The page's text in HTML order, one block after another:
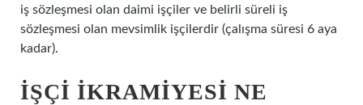
iş sözleşmesi olan daimi işçiler ve belirli süreli iş
sözleşmesi olan mevsimlik işçilerdir (çalışma süresi 6 aya
kadar).
İŞÇI IKRAMIYESI NE